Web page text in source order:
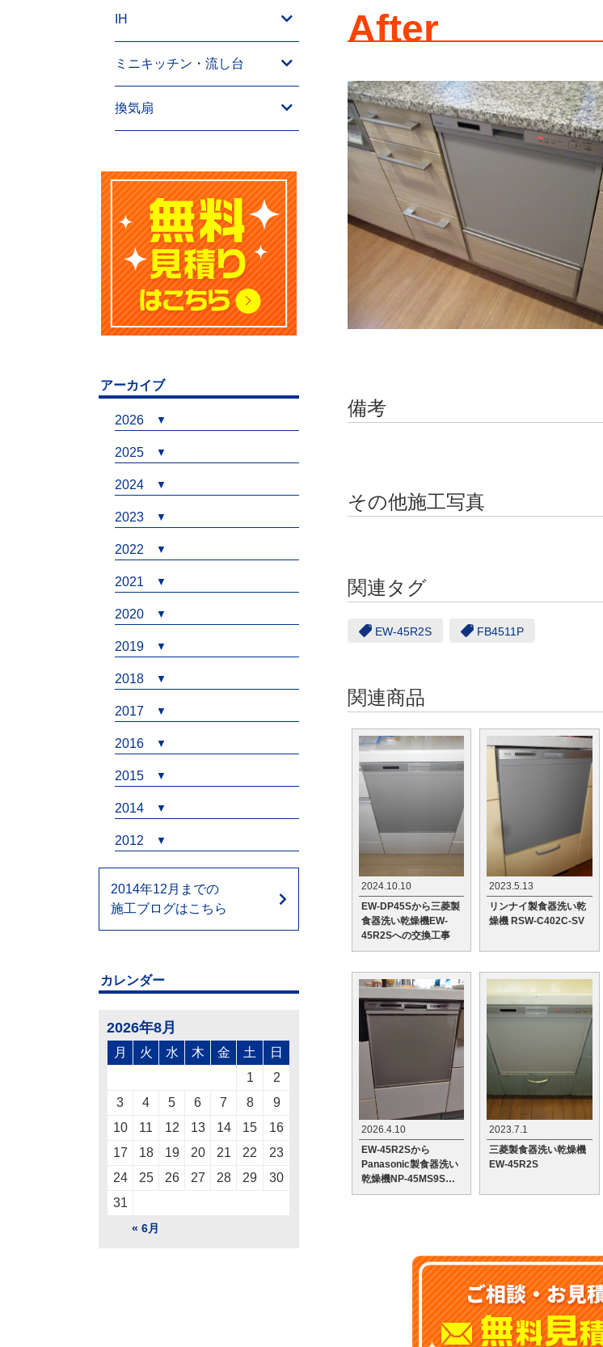
After
備考
その他施工写真
関連タグ
EW-45R2S FB4511P
関連商品
2024.10.10
EW-DP45Sから三菱製
食器洗い乾燥機EW-
45R2Sへの交換工事
2023.5.13
リンナイ製食器洗い乾
燥機 RSW-C402C-SV
2026.4.10
EW-45R2Sから
Panasonic製食器洗い
乾燥機NP-45MS9Sへ
の交換工事
2023.7.1
三菱製食器洗い乾燥機
EW-45R2S
IH
ミニキッチン・流し台
換気扇
アーカイブ
2026
2025
2024
2023
2022
2021
2020
2019
2018
2017
2016
2015
2014
2012
2014年12月までの
施工ブログはこちら
カレンダー
2026年8月
月 火 水 木 金 土 日
« 6月
1
2
3
4 5 6 7 8
9
10
11 12 13 14 15
16
17
18 19 20 21 22
23
24
25 26 27 28 29
30
31